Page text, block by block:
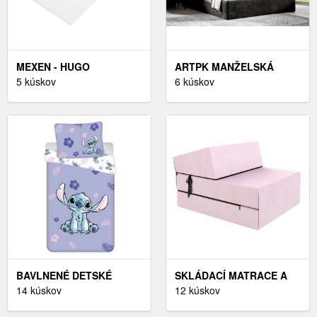
MEXEN - HUGO
SPRCHOVÁ VANIČKA
42108015
5 kúskov
ARTPK MANŽELSKÁ
POSTEĽ LUCY 02 | 140 X
6 kúskov
BAVLNENÉ DETSKÉ
OBLIEČKY NA
14 kúskov
SKLÁDACÍ MATRACE A
POHOVKA SUZI TRINITY
12 kúskov